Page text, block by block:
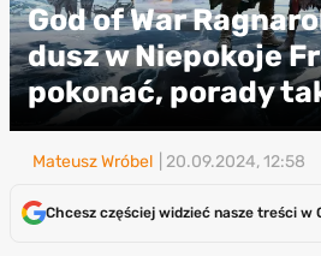
God of War
dusz w Niepokoje
pokonać, porady
Mateusz Wróbel | 20.09.2024, 12:58
Chcesz częściej widzieć nasze treści w